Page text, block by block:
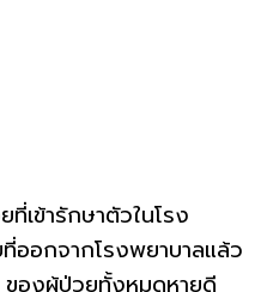
เข้ารักษาตัวในโรง
ออกจากโรงพยาบาลแล้ว
ของผู้ป่วยทั้งหมดหายดี